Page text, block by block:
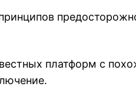
платформ с